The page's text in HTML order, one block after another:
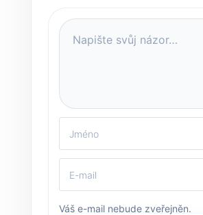
Váš e-mail nebude zveřejněn.